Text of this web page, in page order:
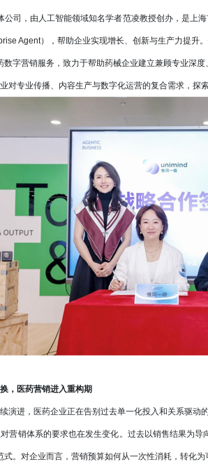
公司，由人工智能领域知名学者范凌教授创办，是上
Agent），帮助企业实现增长、创新与生产力提
数字营销服务，致力于帮助药械企业建立兼顾专业深
专业传播、内容生产与数字化运营的复合需求，探
，医药营销进入重构期
进，医药企业正在告别过去单一化投入和关系驱动
销体系的要求也在发生变化。过去以销售结果为导
式。对企业而言，营销预算如何从一次性消耗，转化